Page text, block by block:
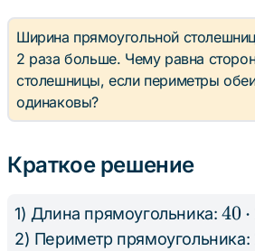
Ширина прямоугольной
2 раза больше. Чему равна
столешницы, если периметры
одинаковы?
Краткое решение
1) Длина прямоугольника: 40
40 ⋅
2) Периметр прямоугольника: